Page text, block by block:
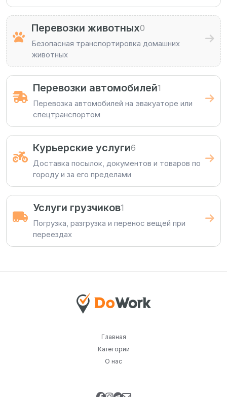
Перевозки животных0
Безопасная транспортировка домашних
животных
Перевозки автомобилей1
Перевозка автомобилей на эвакуаторе или
спецтранспортом
Курьерские услуги6
Доставка посылок, документов и товаров по
городу и за его пределами
Услуги грузчиков1
Погрузка, разгрузка и перенос вещей при
переездах
Главная
Категории
О нас